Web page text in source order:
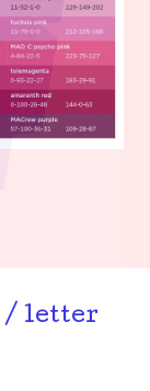
/ letter